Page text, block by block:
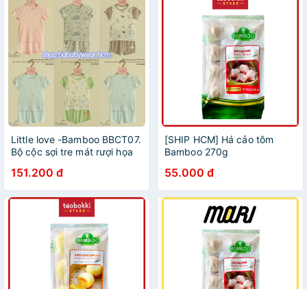
Little love -Bamboo BBCT07.
Bộ cộc sợi tre mát rượi họa
151.200 đ
[SHIP HCM] Há cảo tôm
Bamboo 270g
55.000 đ